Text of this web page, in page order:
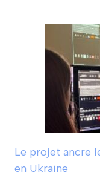
Le projet ancre
en Ukraine